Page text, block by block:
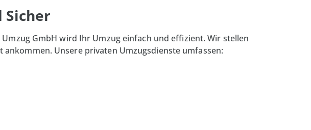
Sicher
GmbH wird Ihr Umzug einfach und effizient. Wir stellen
ankommen. Unsere privaten Umzugsdienste umfassen: